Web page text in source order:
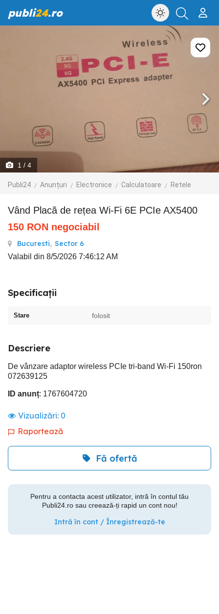
publi24.ro
1 / 4
Publi24 Anunțuri Electronice Calculatoare Retele
Vând Placă de rețea Wi-Fi 6E PCIe AX5400
150 RON negociabil
Bucuresti, Sector 6
Valabil din 8/5/2026 7:46:12 AM
Specificații
Stare folosit
Descriere
De vânzare adaptor wireless PCIe tri-band Wi-Fi 150ron
072639125
ID anunț: 1767604720
Vizualizări: 0
Raportează
Fă ofertă
Pentru a contacta acest utilizator, intră în contul tău
Publi24.ro sau creează-ți rapid un cont nou!
Intră în cont / Înregistrează-te